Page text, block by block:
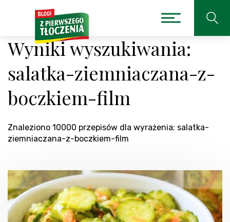
Wyniki wyszukiwania:
salatka-ziemniaczana-z-
boczkiem-film
Znaleziono 10000 przepisów dla wyrażenia: salatka-
ziemniaczana-z-boczkiem-film